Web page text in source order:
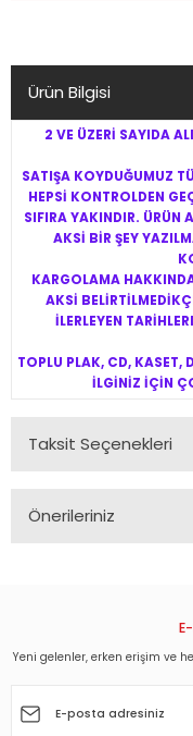
Ürün Bilgisi
2 VE ÜZERİ SAYIDA
SATIŞA KOYDUĞUMUZ
HEPSİ KONTROLDEN
SIFIRA YAKINDIR. ÜRÜN
AKSİ BİR ŞEY
KARGOLAMA
AKSİ
İLERLEYEN
TOPLU PLAK, CD, KASET,
İLGİNİZ İÇİN
Taksit Seçenekleri
Önerileriniz
Görüş ve önerileriniz
Ürün açıklamasında
Yeni gelenler, erken erişim ve